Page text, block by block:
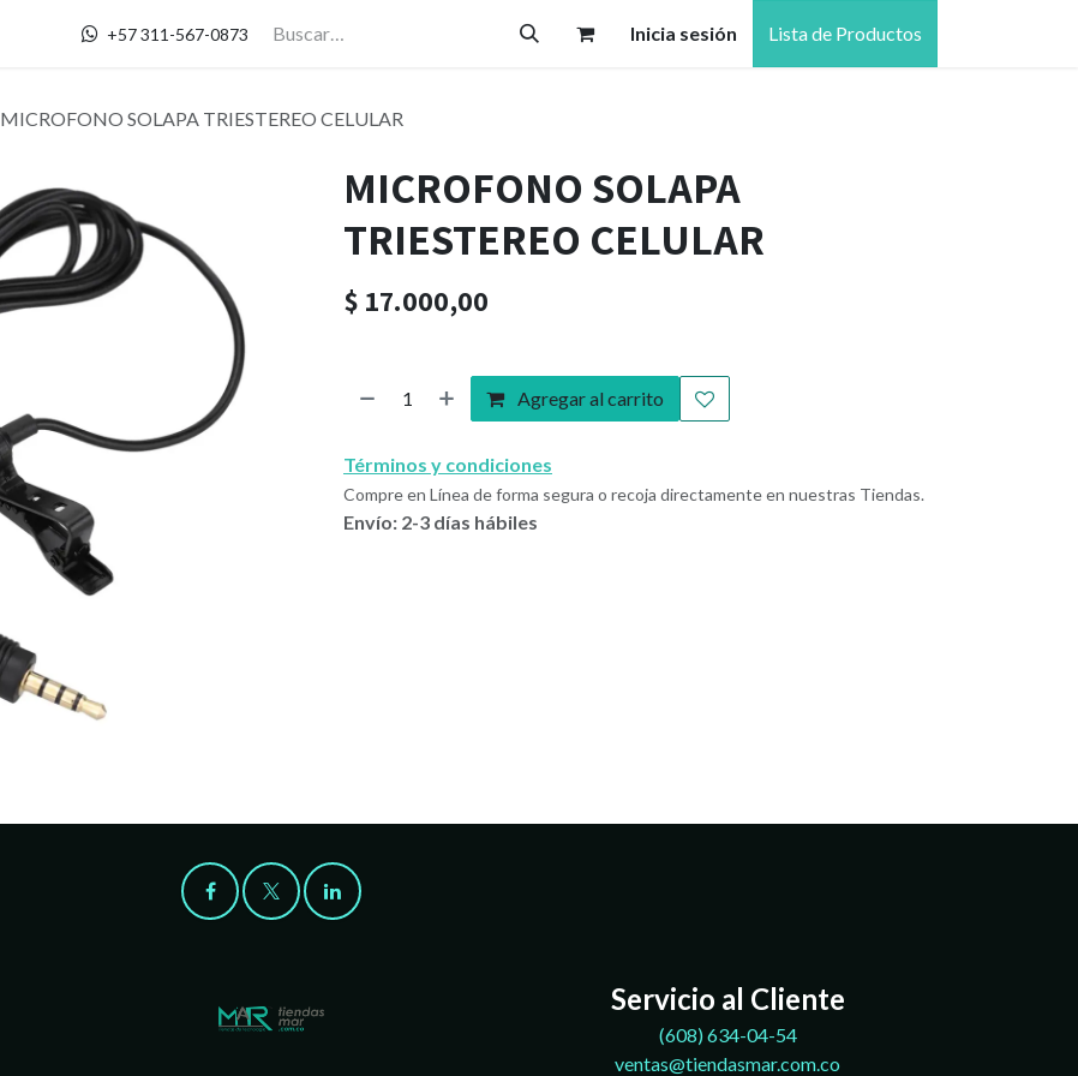
Contáctanos +57 311-567-0873 Inicia sesión Lista de Productos
MICROFONO SOLAPA TRIESTEREO CELULAR
MICROFONO SOLAPA
TRIESTEREO CELULAR
$ 17.000,00
Agregar al carrito
Términos y condiciones
Compre en Línea de forma segura o recoja directamente en nuestras Tiendas.
Envío: 2-3 días hábiles
Servicio al Cliente
(608) 634-04-54
ventas@tiendasmar.com.co